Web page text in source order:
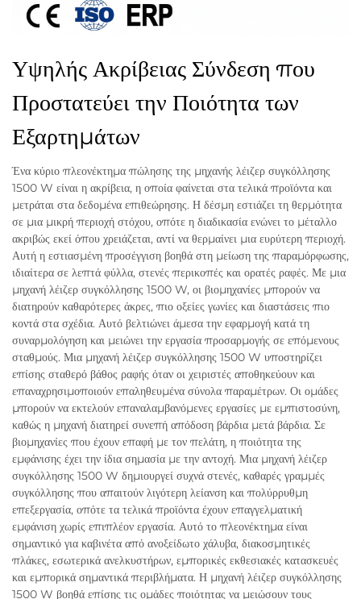
Υψηλής Ακρίβειας Σύνδεση που
Προστατεύει την Ποιότητα των
Εξαρτημάτων
Ένα κύριο πλεονέκτημα πώλησης της μηχανής λέιζερ συγκόλλησης
1500 W είναι η ακρίβεια, η οποία φαίνεται στα τελικά προϊόντα και
μετράται στα δεδομένα επιθεώρησης. Η δέσμη εστιάζει τη θερμότητα
σε μια μικρή περιοχή στόχου, οπότε η διαδικασία ενώνει το μέταλλο
ακριβώς εκεί όπου χρειάζεται, αντί να θερμαίνει μια ευρύτερη περιοχή.
Αυτή η εστιασμένη προσέγγιση βοηθά στη μείωση της παραμόρφωσης,
ιδιαίτερα σε λεπτά φύλλα, στενές περικοπές και ορατές ραφές. Με μια
μηχανή λέιζερ συγκόλλησης 1500 W, οι βιομηχανίες μπορούν να
διατηρούν καθαρότερες άκρες, πιο οξείες γωνίες και διαστάσεις πιο
κοντά στα σχέδια. Αυτό βελτιώνει άμεσα την εφαρμογή κατά τη
συναρμολόγηση και μειώνει την εργασία προσαρμογής σε επόμενους
σταθμούς. Μια μηχανή λέιζερ συγκόλλησης 1500 W υποστηρίζει
επίσης σταθερό βάθος ραφής όταν οι χειριστές αποθηκεύουν και
επαναχρησιμοποιούν επαληθευμένα σύνολα παραμέτρων. Οι ομάδες
μπορούν να εκτελούν επαναλαμβανόμενες εργασίες με εμπιστοσύνη,
καθώς η μηχανή διατηρεί συνεπή απόδοση βάρδια μετά βάρδια. Σε
βιομηχανίες που έχουν επαφή με τον πελάτη, η ποιότητα της
εμφάνισης έχει την ίδια σημασία με την αντοχή. Μια μηχανή λέιζερ
συγκόλλησης 1500 W δημιουργεί συχνά στενές, καθαρές γραμμές
συγκόλλησης που απαιτούν λιγότερη λείανση και πολύρρυθμη
επεξεργασία, οπότε τα τελικά προϊόντα έχουν επαγγελματική
εμφάνιση χωρίς επιπλέον εργασία. Αυτό το πλεονέκτημα είναι
σημαντικό για καβινέτα από ανοξείδωτο χάλυβα, διακοσμητικές
πλάκες, εσωτερικά ανελκυστήρων, εμπορικές εκθεσιακές κατασκευές
και εμπορικά σημαντικά περιβλήματα. Η μηχανή λέιζερ συγκόλλησης
1500 W βοηθά επίσης τις ομάδες ποιότητας να μειώσουν τους